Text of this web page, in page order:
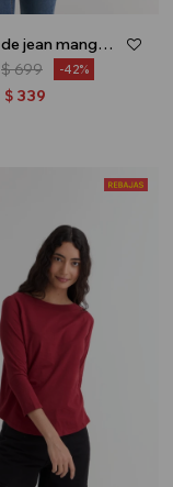
Camisa de jean manga larga - Jean medio
$699 42
$ 339